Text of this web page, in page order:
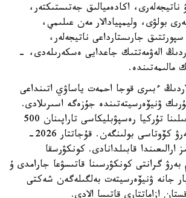
اكادەميالىق جەتىستىكتەر،
بولۋى، وليمپيادالار مەن عىلىمي،
جارىستارداعى ناتيجەلەر،
الەۋمەتتىك جاعدايى ەسكەرىلەدى، -
مالىمەتىندە.
ءبىرى قوجا احمەت ياساۋي اتىنداعى
ۋنيۆەرسيتەتىندە جۇزەگە اسىرىلادى.
2026-2027 وقۋ جىلىنا تۇركيا رەسپۋبليكاسى تاراپىنان 500
ءداستۇرلى ءبىلىم بەرۋ كۆوتاسى بولىنگەن. قۇجاتتار 2026-
15-تامىز ارالىعىندا قابىلدانادى. كونكۋرسقا
بەرۋ گرانتى كونكۋرسىنا قاتىسۋعا جارامدى ۇ
جانە ۋنيۆەرسيتەت بەلگىلەگەن شەكتى